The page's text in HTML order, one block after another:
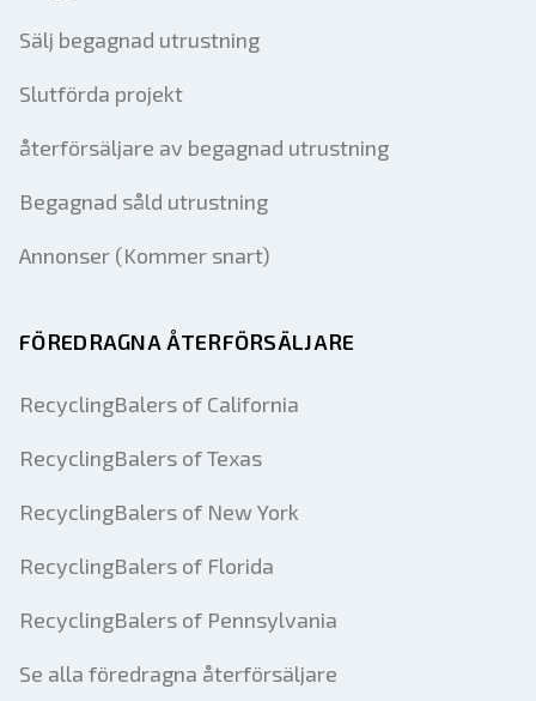
Sälj begagnad utrustning
Slutförda projekt
återförsäljare av begagnad utrustning
Begagnad såld utrustning
Annonser (Kommer snart)
FÖREDRAGNA ÅTERFÖRSÄLJARE
RecyclingBalers of California
RecyclingBalers of Texas
RecyclingBalers of New York
RecyclingBalers of Florida
RecyclingBalers of Pennsylvania
Se alla föredragna återförsäljare